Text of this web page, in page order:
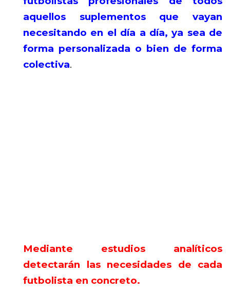
aquellos suplementos que vayan
necesitando en el día a día, ya sea de
forma personalizada o bien de forma
colectiva.
Mediante estudios analíticos
detectarán las necesidades de cada
futbolista en concreto.